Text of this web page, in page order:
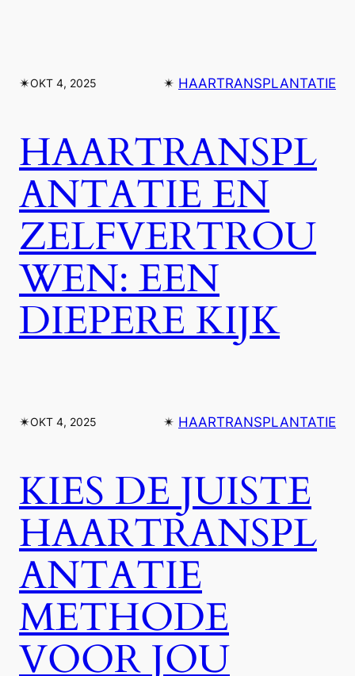
✴︎OKT 4, 2025 ✴︎ HAARTRANSPLANTATIE
HAARTRANSPL
ANTATIE EN
ZELFVERTROU
WEN: EEN
DIEPERE KIJK
✴︎OKT 4, 2025 ✴︎ HAARTRANSPLANTATIE
KIES DE JUISTE
HAARTRANSPL
ANTATIE
METHODE
VOOR JOU